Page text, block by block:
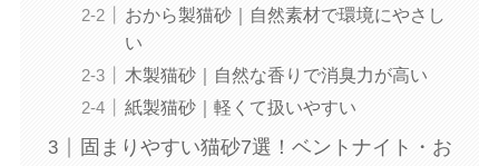
おから製猫砂｜自然素材で環境にやさし
い
木製猫砂｜自然な香りで消臭力が高い
紙製猫砂｜軽くて扱いやすい
固まりやすい猫砂7選！ベントナイト・お